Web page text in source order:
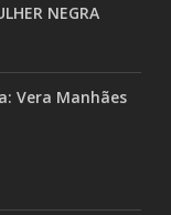
NEGRA
Vera Manhães